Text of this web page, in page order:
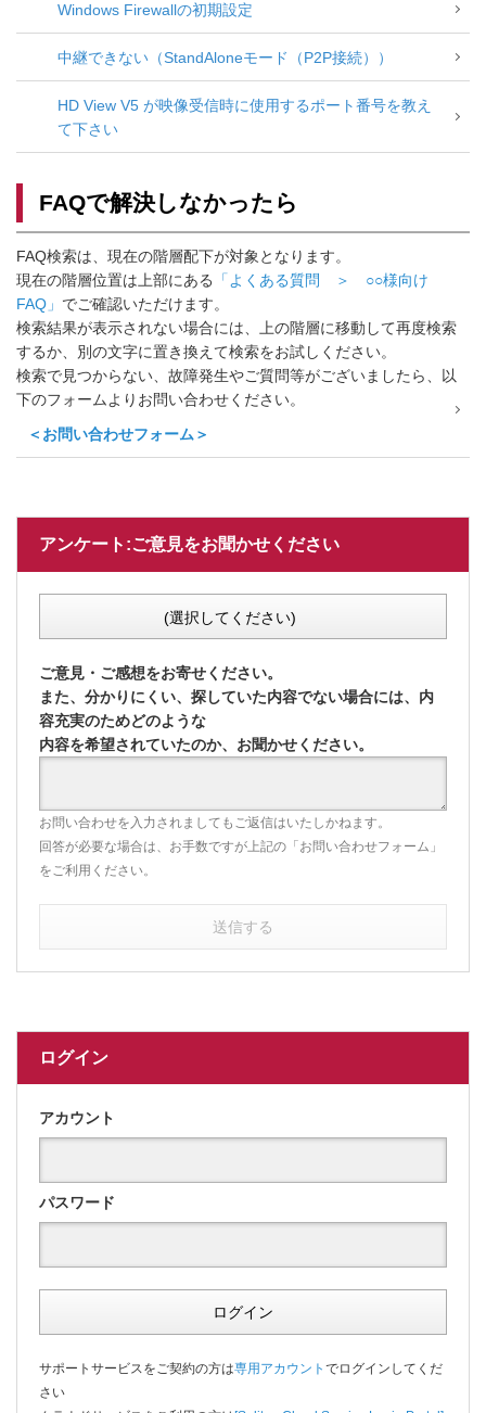
Windows Firewallの初期設定
中継できない（StandAloneモード（P2P接続））
HD View V5 が映像受信時に使用するポート番号を教え
て下さい
FAQで解決しなかったら
FAQ検索は、現在の階層配下が対象となります。
現在の階層位置は上部にある
「よくある質問 ＞ ○○様向け
FAQ」 でご確認いただけます。
検索結果が表示されない場合には、上の階層に移動して再度検索
するか、別の文字に置き換えて検索をお試しください。
検索で見つからない、故障発生やご質問等がございましたら、以
下のフォームよりお問い合わせください。
＜お問い合わせフォーム＞
アンケート:ご意見をお聞かせください
(選択してください)
ご意見・ご感想をお寄せください。
また、分かりにくい、探していた内容でない場合には、内
容充実のためどのような
内容を希望されていたのか、お聞かせください。
お問い合わせを入力されましてもご返信はいたしかねます。
回答が必要な場合は、お手数ですが上記の「お問い合わせフォーム」
をご利用ください。
送信する
ログイン
アカウント
パスワード
ログイン
サポートサービスをご契約の方は専用アカウント でログインしてくだ
さい